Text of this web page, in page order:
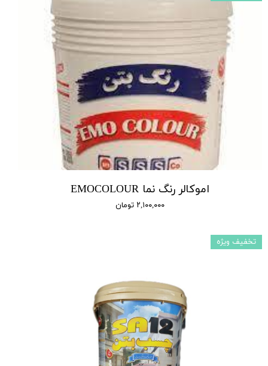
اموکالر رنگ نما EMOCOLOUR
۲,۱۰۰,۰۰۰ تومان
تخفیف ویژه